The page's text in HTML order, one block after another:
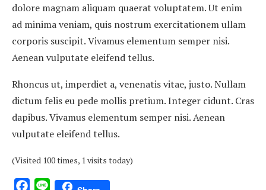
dolore magnam aliquam quaerat voluptatem. Ut enim
ad minima veniam, quis nostrum exercitationem ullam
corporis suscipit. Vivamus elementum semper nisi.
Aenean vulputate eleifend tellus.
Rhoncus ut, imperdiet a, venenatis vitae, justo. Nullam
dictum felis eu pede mollis pretium. Integer cidunt. Cras
dapibus. Vivamus elementum semper nisi. Aenean
vulputate eleifend tellus.
(Visited 100 times, 1 visits today)
Facebook
Line